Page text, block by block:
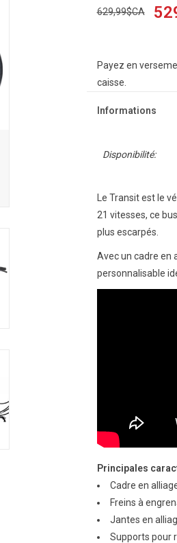
629,99$CA
Payez en
caisse.
Informations
Disponibilité:
Le Transit est le
21 vitesses, ce
plus escarpés.
Avec un cadre en
personnalisable
Principales
Cadre en
Freins à
Jantes en
Supports pour